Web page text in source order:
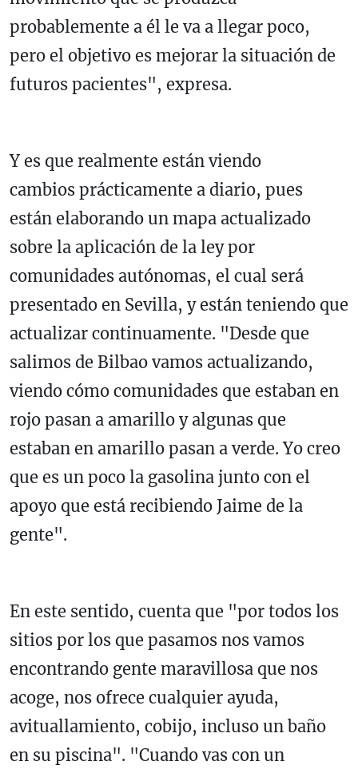
probablemente a él le va a llegar poco,
pero el objetivo es mejorar la situación de
futuros pacientes", expresa.
Y es que realmente están viendo
cambios prácticamente a diario, pues
están elaborando un mapa actualizado
sobre la aplicación de la ley por
comunidades autónomas, el cual será
presentado en Sevilla, y están teniendo que
actualizar continuamente. "Desde que
salimos de Bilbao vamos actualizando,
viendo cómo comunidades que estaban en
rojo pasan a amarillo y algunas que
estaban en amarillo pasan a verde. Yo creo
que es un poco la gasolina junto con el
apoyo que está recibiendo Jaime de la
gente".
En este sentido, cuenta que "por todos los
sitios por los que pasamos nos vamos
encontrando gente maravillosa que nos
acoge, nos ofrece cualquier ayuda,
avituallamiento, cobijo, incluso un baño
en su piscina". "Cuando vas con un